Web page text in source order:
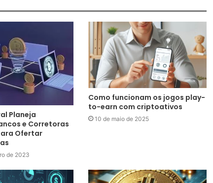
Planeja
e Corretoras
Ofertar
de 2023
Como funcionam os jogos play-
to-earn com criptoativos
10 de maio de 2025